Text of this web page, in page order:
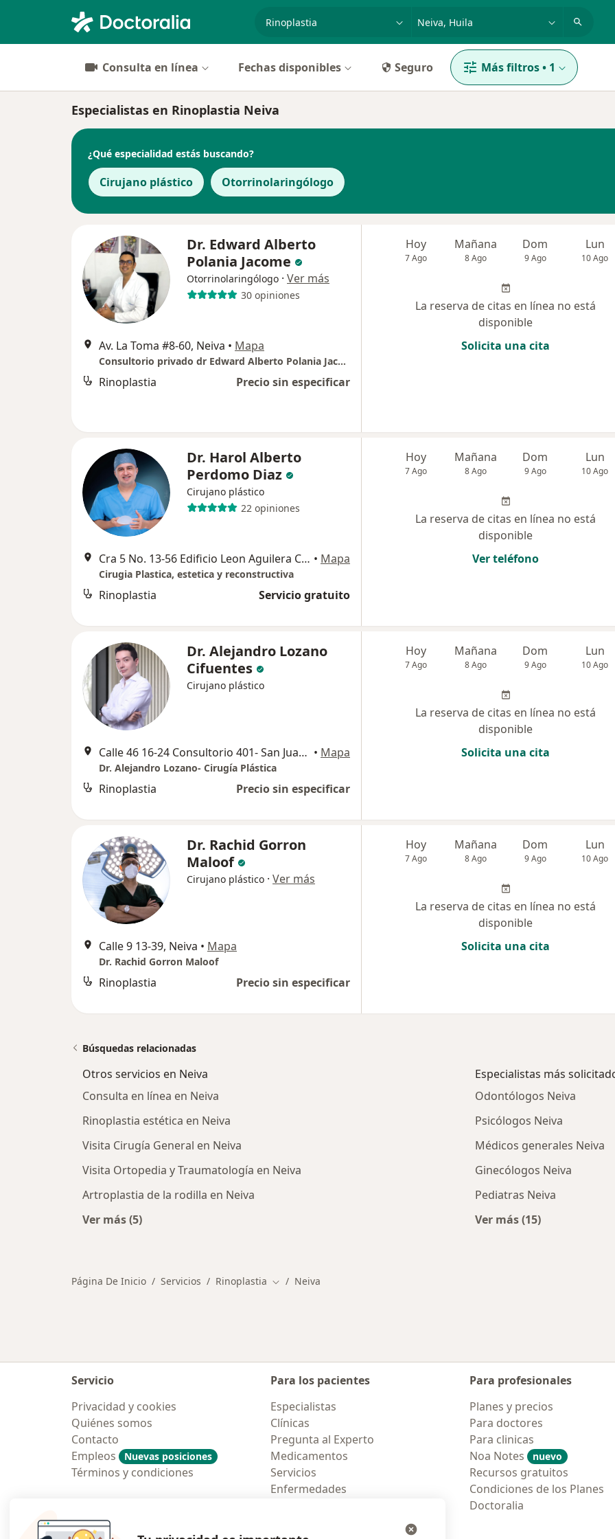
Consulta en línea Fechas disponibles Seguro Más filtros• 1
Especialistas en Rinoplastia Neiva
¿Qué especialidad estás buscando?
Cirujano plástico Otorrinolaringólogo
Dr. Edward Alberto
Polania Jacome
Otorrinolaringólogo · Ver más
30 opiniones
Av. La Toma #8-60, Neiva • Mapa
Consultorio privado dr Edward Alberto Polania Jacom
Rinoplastia Precio sin especificar
Hoy
7 Ago
Mañana
8 Ago
Dom
9 Ago
Lun
10 Ago
La reserva de citas en línea no está
disponible
Solicita una cita
Dr. Harol Alberto
Perdomo Diaz
Cirujano plástico
22 opiniones
Cra 5 No. 13-56 Edificio Leon Aguilera Consultorio 301, Neiva • Mapa
Cirugia Plastica, estetica y reconstructiva
Rinoplastia Servicio gratuito
Hoy
7 Ago
Mañana
8 Ago
Dom
9 Ago
Lun
10 Ago
La reserva de citas en línea no está
disponible
Ver teléfono
Dr. Alejandro Lozano
Cifuentes
Cirujano plástico
Calle 46 16-24 Consultorio 401- San Juan Plaza, Neiva • Mapa
Dr. Alejandro Lozano- Cirugía Plástica
Rinoplastia Precio sin especificar
Hoy
7 Ago
Mañana
8 Ago
Dom
9 Ago
Lun
10 Ago
La reserva de citas en línea no está
disponible
Solicita una cita
Dr. Rachid Gorron
Maloof
Cirujano plástico · Ver más
Calle 9 13-39, Neiva • Mapa
Dr. Rachid Gorron Maloof
Rinoplastia Precio sin especificar
Hoy
7 Ago
Mañana
8 Ago
Dom
9 Ago
Lun
10 Ago
La reserva de citas en línea no está
disponible
Solicita una cita
Búsquedas relacionadas
Otros servicios en Neiva
Consulta en línea en Neiva
Rinoplastia estética en Neiva
Visita Cirugía General en Neiva
Visita Ortopedia y Traumatología en Neiva
Artroplastia de la rodilla en Neiva
Ver más (5)
Especialistas más
Odontólogos Neiva
Psicólogos Neiva
Médicos generales Neiva
Ginecólogos Neiva
Pediatras Neiva
Ver más (15)
Página De Inicio Servicios Rinoplastia Cambiar de ciudad
Neiva
Servicio
Privacidad y cookies
Quiénes somos
Contacto
Empleos
Nuevas posiciones
Términos y condiciones
Para los pacientes
Especialistas
Clínicas
Pregunta al Experto
Medicamentos
Servicios
Enfermedades
Para profesionales
Planes y precios
Para doctores
Para clinicas
Noa Notes
nuevo
Recursos gratuitos
Condiciones de los Planes
Doctoralia